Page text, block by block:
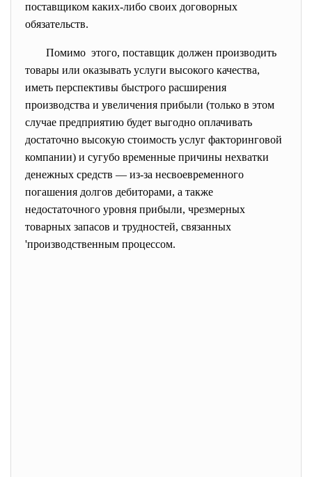
поставщиком каких-либо своих договорных
обязательств.
Помимо этого, поставщик должен производить
товары или оказывать услуги высокого качества,
иметь перспективы быстрого расширения
производства и увеличения прибыли (только в этом
случае предприятию будет выгодно оплачивать
достаточно высокую стоимость услуг факторинговой
компании) и сугубо временные причины нехватки
денежных средств — из-за несвоевременного
погашения долгов дебиторами, а также
недостаточного уровня прибыли, чрезмерных
товарных запасов и трудностей, связанных
'производственным процессом.